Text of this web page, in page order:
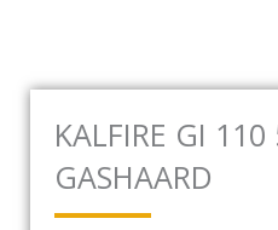
KALFIRE GI 110
GASHAARD